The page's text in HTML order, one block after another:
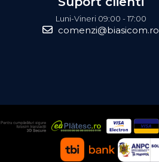
Luni-Vineri 09:00 - 17:00
comenzi@biasicom.ro